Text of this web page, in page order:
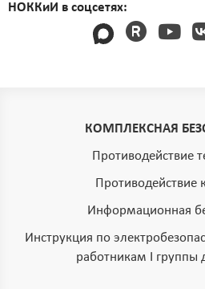
НОККиИ в соцсетях:
КОМПЛЕКСНАЯ
Противодействие
Противодействие
Информационная
Инструкция по
работникам I группы